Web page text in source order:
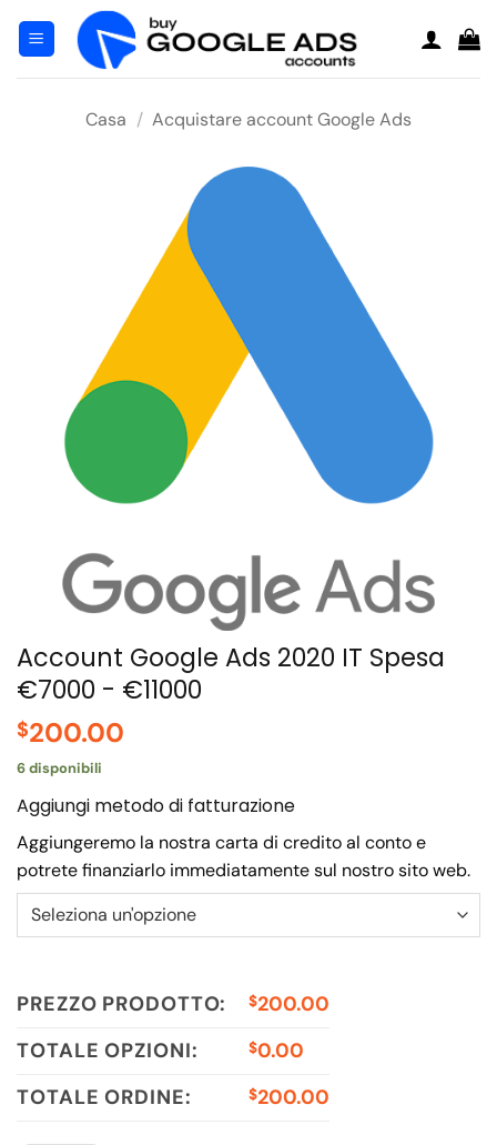
Casa / Acquistare account Google Ads
Account Google Ads 2020 IT Spesa
€7000 - €11000
$200.00
6 disponibili
Aggiungi metodo di fatturazione
Aggiungeremo la nostra carta di credito al conto e
potrete finanziarlo immediatamente sul nostro sito web.
PREZZO PRODOTTO: $200.00
TOTALE OPZIONI:
$0.00
TOTALE ORDINE:
$200.00